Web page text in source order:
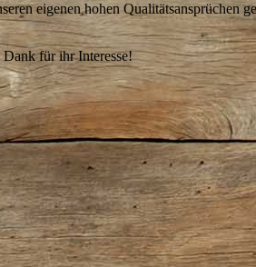
eigenen hohen Qualitätsansprüchen
Dank für ihr Interesse!